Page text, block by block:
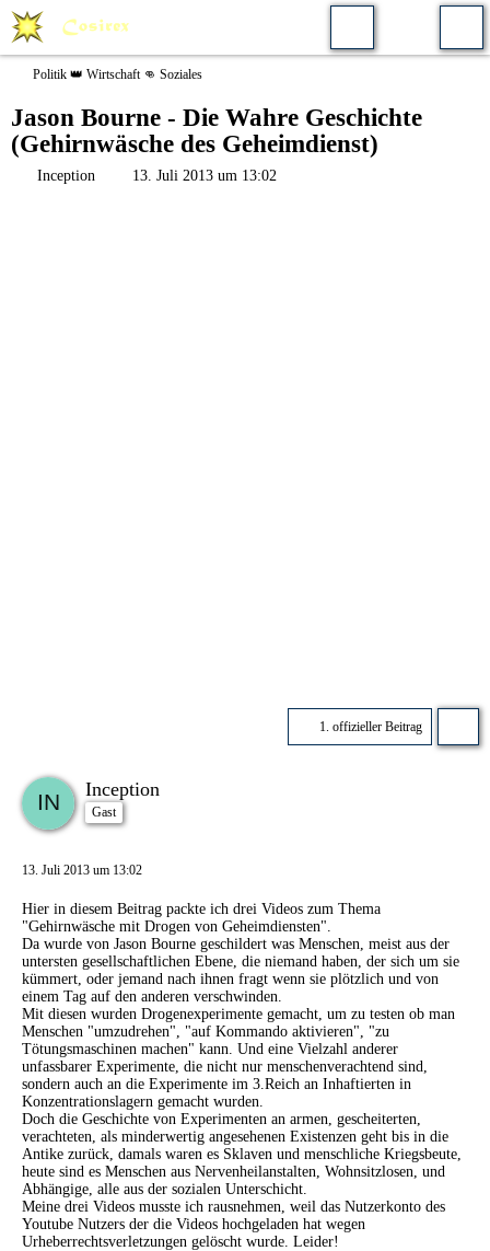
Politik 👑 Wirtschaft 👊 Soziales
Jason Bourne - Die Wahre Geschichte
(Gehirnwäsche des Geheimdienst)
Inception 13. Juli 2013 um 13:02
1. offizieller Beitrag
Inception
Gast
13. Juli 2013 um 13:02
Hier in diesem Beitrag packte ich drei Videos zum Thema
"Gehirnwäsche mit Drogen von Geheimdiensten".
Da wurde von Jason Bourne geschildert was Menschen, meist aus der
untersten gesellschaftlichen Ebene, die niemand haben, der sich um sie
kümmert, oder jemand nach ihnen fragt wenn sie plötzlich und von
einem Tag auf den anderen verschwinden.
Mit diesen wurden Drogenexperimente gemacht, um zu testen ob man
Menschen "umzudrehen", "auf Kommando aktivieren", "zu
Tötungsmaschinen machen" kann. Und eine Vielzahl anderer
unfassbarer Experimente, die nicht nur menschenverachtend sind,
sondern auch an die Experimente im 3.Reich an Inhaftierten in
Konzentrationslagern gemacht wurden.
Doch die Geschichte von Experimenten an armen, gescheiterten,
verachteten, als minderwertig angesehenen Existenzen geht bis in die
Antike zurück, damals waren es Sklaven und menschliche Kriegsbeute,
heute sind es Menschen aus Nervenheilanstalten, Wohnsitzlosen, und
Abhängige, alle aus der sozialen Unterschicht.
Meine drei Videos musste ich rausnehmen, weil das Nutzerkonto des
Youtube Nutzers der die Videos hochgeladen hat wegen
Urheberrechtsverletzungen gelöscht wurde. Leider!